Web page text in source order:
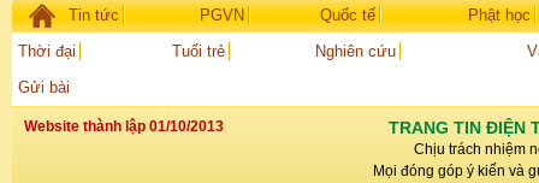
Tin tức PGVN Quốc tế
Phật học
Thời đại
Tuổi trẻ Nghiên cứu
Gửi bài
Website thành lập 01/10/2013 TRANG TIN ĐIỆN
Chịu trách nhiệm
Mọi đóng góp ý kiến và